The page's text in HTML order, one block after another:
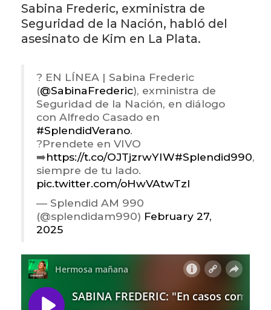
Sabina Frederic, exministra de
Seguridad de la Nación, habló del
asesinato de Kim en La Plata.
? EN LÍNEA | Sabina Frederic
(@SabinaFrederic), exministra de
Seguridad de la Nación, en diálogo
con Alfredo Casado en
#SplendidVerano.
?Prendete en VIVO
➡️https://t.co/OJTjzrwYIW#Splendid990,
siempre de tu lado.
pic.twitter.com/oHwVAtwTzI
— Splendid AM 990
(@splendidam990) February 27,
2025